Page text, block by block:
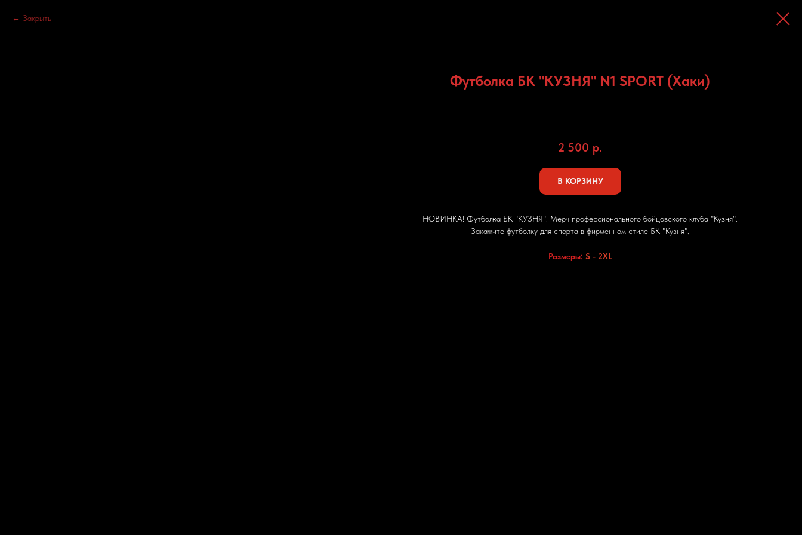
Закрыть
Футболка БК "КУЗНЯ" N1 SPORT (Хаки)
2 500 р.
В КОРЗИНУ
НОВИНКА! Футболка БК "КУЗНЯ". Мерч профессионального бойцовского клуба "Кузня".
Закажите футболку для спорта в фирменном стиле БК "Кузня".
Размеры: S - 2XL